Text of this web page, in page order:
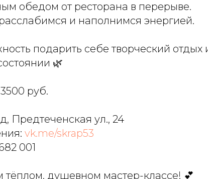
обедом от ресторана в перерыве.
и наполнимся энергией.
подарить себе творческий отдых
🌿
руб.
Предтеченская ул., 24
vk.me/skrap53
001
душевном мастер-классе! 💕